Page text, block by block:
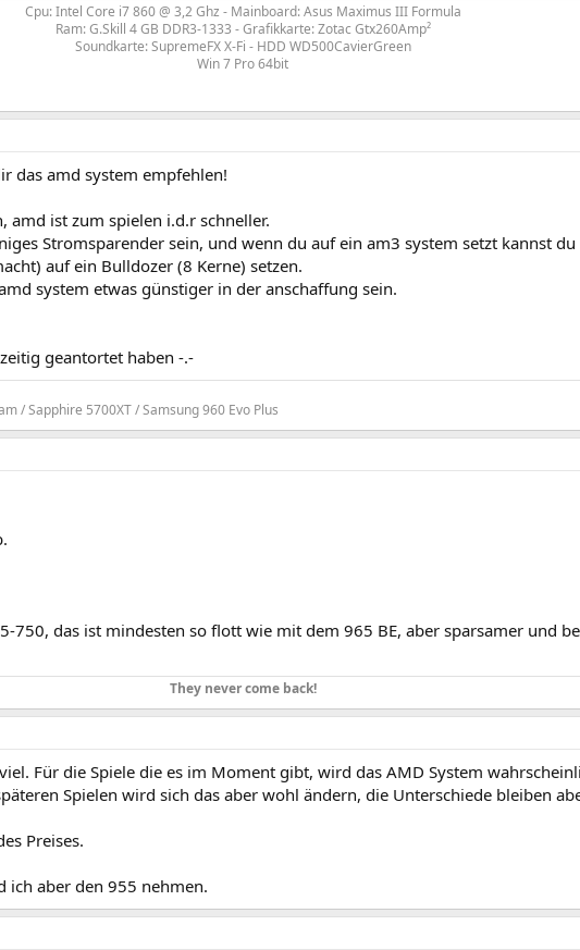
Cpu: Intel Core i7 860 @ 3,2 Ghz - Mainboard: Asus Maximus III Formula
Ram: G.Skill 4 GB DDR3-1333 - Grafikkarte: Zotac Gtx260Amp²
Soundkarte: SupremeFX X-Fi - HDD WD500CavierGreen
Win 7 Pro 64bit
das amd system empfehlen!
amd ist zum spielen i.d.r schneller.
Stromsparender sein, und wenn du auf ein am3 system setzt kannst du
auf ein Bulldozer (8 Kerne) setzen.
system etwas günstiger in der anschaffung sein.
geantortet haben -.-
/ Sapphire 5700XT / Samsung 960 Evo Plus
750, das ist mindesten so flott wie mit dem 965 BE, aber sparsamer und
They never come back!
Für die Spiele die es im Moment gibt, wird das AMD System
Spielen wird sich das aber wohl ändern, die Unterschiede bleiben
Preises.
ich aber den 955 nehmen.